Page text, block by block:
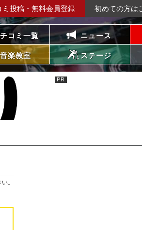
ミ投稿・無料会員登録 初めての方は
コミ一覧 ニュース
音楽教室 ステージ
。